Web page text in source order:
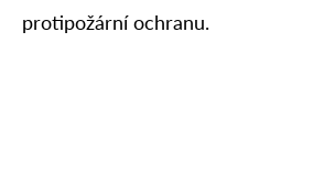
protipožární ochranu.